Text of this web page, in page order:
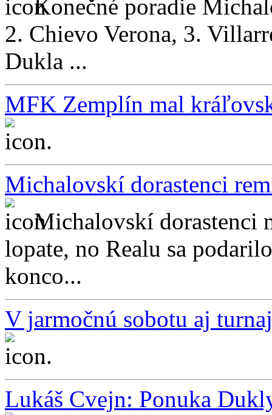
Konečné poradie
2. Chievo Verona, 3.
Dukla ...
MFK Zemplín mal
...
Michalovskí dorastenci
Michalovskí dorastenci
lopate, no Realu sa
konco...
V jarmočnú sobotu aj
...
Lukáš Cvejn: Ponuka